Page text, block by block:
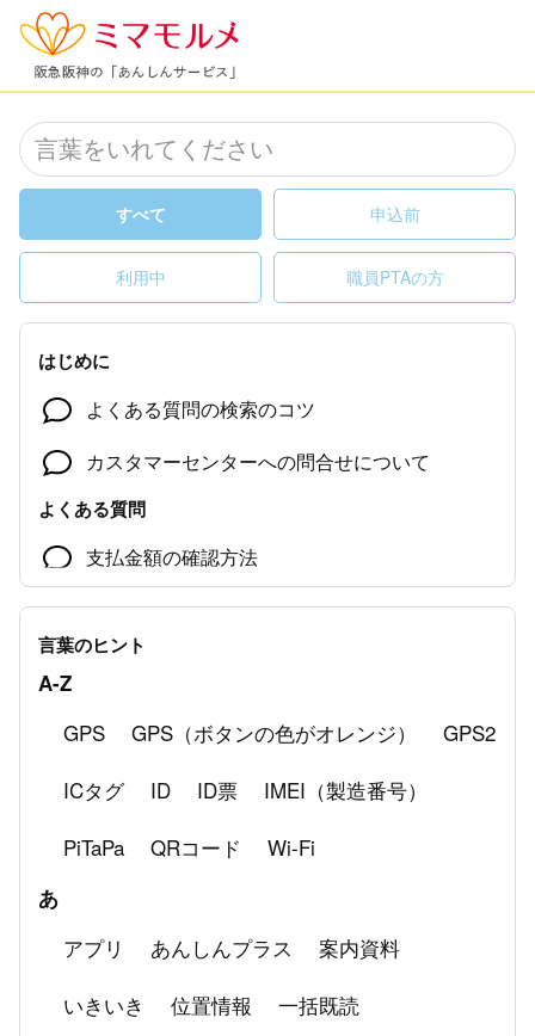
すべて 申込前
利用中 職員PTAの方
はじめに
よくある質問の検索のコツ
カスタマーセンターへの問合せについて
よくある質問
支払金額の確認方法
【保護者向け】2026年度新入生よくある質問
各種手続き方法について知りたい
言葉のヒント
A-Z
GPS GPS（ボタンの色がオレンジ）
GPS2
ICタグ
ID ID票
IMEI（製造番号）
PiTaPa
QRコード Wi-Fi
あ
アプリ あんしんプラス
案内資料
いきいき
位置情報
一括既読